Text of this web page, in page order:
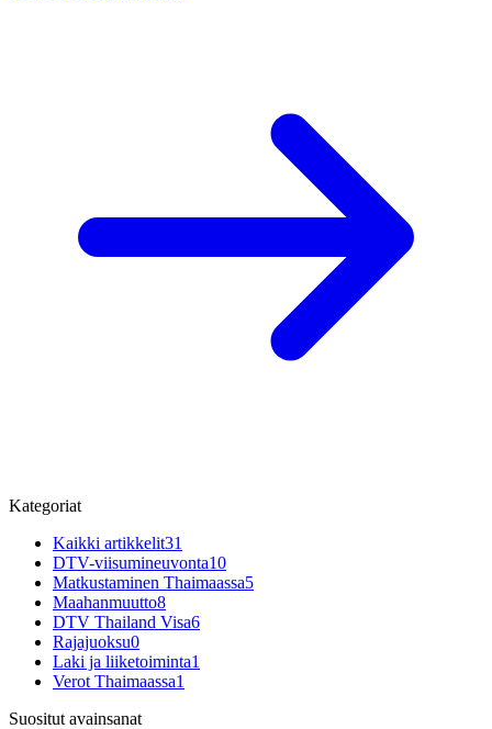
Kategoriat
Kaikki artikkelit31
DTV-viisumineuvonta10
Matkustaminen Thaimaassa5
Maahanmuutto8
DTV Thailand Visa6
Rajajuoksu0
Laki ja liiketoiminta1
Verot Thaimaassa1
Suositut avainsanat